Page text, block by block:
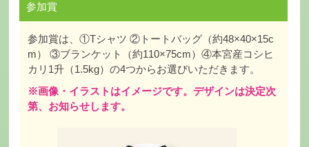
参加賞
参加賞は、①Tシャツ ②トートバッグ（約48×40×15c
m） ③ブランケット（約110×75cm）④本宮産コシヒ
カリ1升（1.5kg）の4つからお選びいただきます。
※画像・イラストはイメージです。デザインは決定次
第、お知らせします。